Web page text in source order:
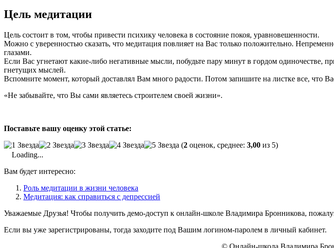
Цель медитации
Цель состоит в том, чтобы привести психику человека в состояние покоя, уравновешенности.
Можно с уверенностью сказать, что медитация повлияет на Вас только положительно.
глазами.
Если Вас угнетают какие-либо негативные мысли, побудьте пару минут в гордом одиночестве,
гнетущих мыслей.
Вспомните момент, который доставлял Вам много радости. Потом запишите на листке все, что
«Не забывайте, что Вы сами являетесь строителем своей жизни».
Поставьте вашу оценку этой статье:
(2 оценок, среднее: 3,00 из 5)
Loading...
Вам будет интересно:
Роль медитации в жизни человека
Медитация: как справиться с депрессией
Уважаемые Друзья! Чтобы получить демо-доступ к онлайн-школе Владимира Бронникова,
Если вы уже зарегистрированы, тогда заходите под Вашим логином-паролем в личный кабинет.
© Онлайн-школа Владимира